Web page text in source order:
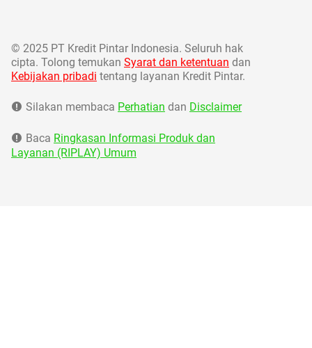
© 2025 PT Kredit Pintar Indonesia. Seluruh hak
cipta. Tolong temukan Syarat dan ketentuan dan
Kebijakan pribadi tentang layanan Kredit Pintar.
Silakan membaca Perhatian dan Disclaimer
Baca Ringkasan Informasi Produk dan
Layanan (RIPLAY) Umum